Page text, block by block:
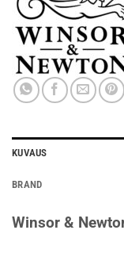
KUVAUS
BRAND
Winsor &